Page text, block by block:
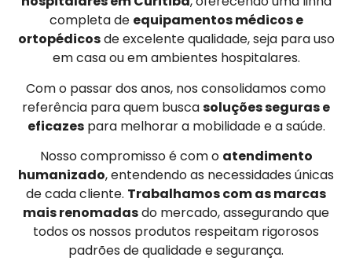
completa de equipamentos médicos e
ortopédicosde excelente qualidade, seja para uso
em casa ou em ambientes hospitalares.
Com o passar dos anos, nos consolidamos como
referência para quem buscasoluções seguras e
eficazespara melhorar a mobilidade e a saúde.
Nosso compromisso é com o atendimento
humanizado, entendendo as necessidades únicas
de cada cliente. Trabalhamos com as marcas
mais renomadasdo mercado, assegurando que
todos os nossos produtos respeitam rigorosos
padrões de qualidade e segurança.